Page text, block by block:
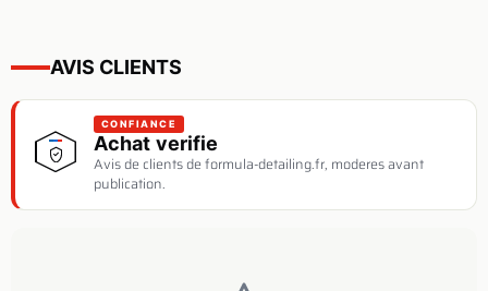
AVIS CLIENTS
CONFIANCE
Achat verifie
Avis de clients de formula-detailing.fr, moderes avant
publication.